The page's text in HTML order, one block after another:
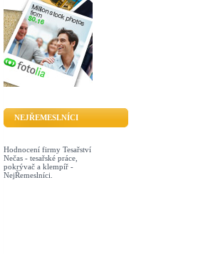
NEJŘEMESLNÍCI
Hodnocení firmy Tesařství
Nečas - tesařské práce,
pokrývač a klempíř -
NejŘemeslníci.